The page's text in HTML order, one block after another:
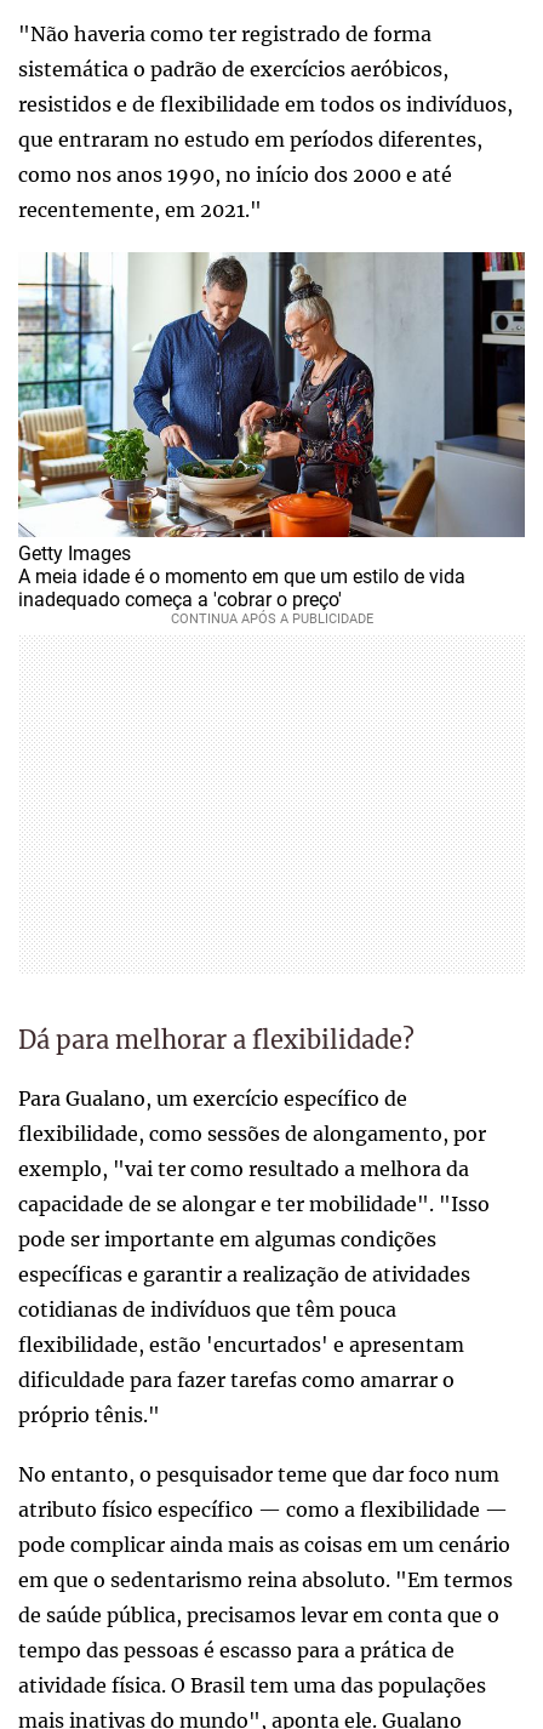
"Não haveria como ter registrado de forma
sistemática o padrão de exercícios aeróbicos,
resistidos e de flexibilidade em todos os indivíduos,
que entraram no estudo em períodos diferentes,
como nos anos 1990, no início dos 2000 e até
recentemente, em 2021."
Getty Images
A meia idade é o momento em que um estilo de vida
inadequado começa a 'cobrar o preço'
Dá para melhorar a flexibilidade?
Para Gualano, um exercício específico de
flexibilidade, como sessões de alongamento, por
exemplo, "vai ter como resultado a melhora da
capacidade de se alongar e ter mobilidade". "Isso
pode ser importante em algumas condições
específicas e garantir a realização de atividades
cotidianas de indivíduos que têm pouca
flexibilidade, estão 'encurtados' e apresentam
dificuldade para fazer tarefas como amarrar o
próprio tênis."
No entanto, o pesquisador teme que dar foco num
atributo físico específico — como a flexibilidade —
pode complicar ainda mais as coisas em um cenário
em que o sedentarismo reina absoluto. "Em termos
de saúde pública, precisamos levar em conta que o
tempo das pessoas é escasso para a prática de
atividade física. O Brasil tem uma das populações
mais inativas do mundo", aponta ele. Gualano